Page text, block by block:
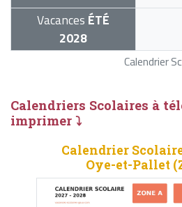
Calendrier
Vacances ÉTÉ
2028
Calendriers Scolaires à
imprimer ⤵
Calendrier
Oye-et-Pallet